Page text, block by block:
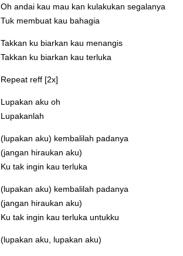
Oh andai kau mau kan kulakukan segalanya
Tuk membuat kau bahagia
Takkan ku biarkan kau menangis
Takkan ku biarkan kau terluka
Repeat reff [2x]
Lupakan aku oh
Lupakanlah
(lupakan aku) kembalilah padanya
(jangan hiraukan aku)
Ku tak ingin kau terluka
(lupakan aku) kembalilah padanya
(jangan hiraukan aku)
Ku tak ingin kau terluka untukku
(lupakan aku, lupakan aku)